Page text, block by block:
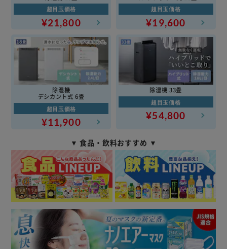
超目玉価格
¥21,800
超目玉価格
¥19,600
除湿機
デシカント式 6畳
超目玉価格
¥11,900
除湿機 33畳
超目玉価格
¥54,800
▼ 食品・飲料おすすめ ▼